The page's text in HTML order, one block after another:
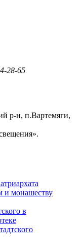
28-65
р-н, п.Вартемяги,
и монашеству
в